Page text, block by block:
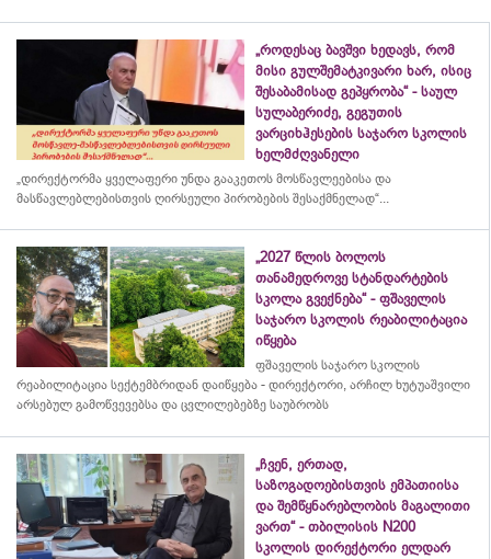
„როდესაც ბავშვი ხედავს, რომ
მისი გულშემატკივარი ხარ, ისიც
შესაბამისად გეპყრობა“ - საულ
სულაბერიძე, გეგუთის
ვარციხჰესების საჯარო სკოლის
ხელმძღვანელი
„დირექტორმა ყველაფერი უნდა გააკეთოს მოსწავლეებისა და
მასწავლებლებისთვის ღირსეული პირობების შესაქმნელად“...
„2027 წლის ბოლოს
თანამედროვე სტანდარტების
სკოლა გვექნება“ - ფშაველის
საჯარო სკოლის რეაბილიტაცია
იწყება
ფშაველის საჯარო სკოლის
რეაბილიტაცია სექტემბრიდან დაიწყება - დირექტორი, არჩილ ხუტუაშვილი
არსებულ გამოწვევებსა და ცვლილებებზე საუბრობს
„ჩვენ, ერთად,
საზოგადოებისთვის ემპათიისა
და შემწყნარებლობის მაგალითი
ვართ“ - თბილისის N200
სკოლის დირექტორი ელდარ